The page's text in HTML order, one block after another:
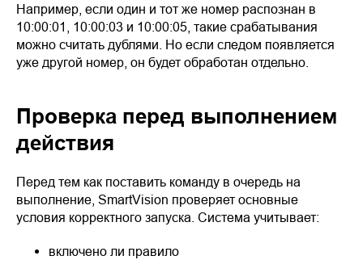
Например, если один и тот же номер распознан в
10:00:01, 10:00:03 и 10:00:05, такие срабатывания
можно считать дублями. Но если следом появляется
уже другой номер, он будет обработан отдельно.
Проверка перед выполнением
действия
Перед тем как поставить команду в очередь на
выполнение, SmartVision проверяет основные
условия корректного запуска. Система учитывает:
включено ли правило